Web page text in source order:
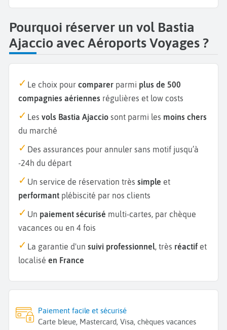
Pourquoi réserver un vol Bastia
Ajaccio avec Aéroports Voyages ?
Le choix pour comparer parmi plus de 500
compagnies aériennes régulières et low costs
Les vols Bastia Ajaccio sont parmi les moins chers
du marché
Des assurances pour annuler sans motif jusqu’à
-24h du départ
Un service de réservation très simple et
performant plébiscité par nos clients
Un paiement sécurisé multi-cartes, par chèque
vacances ou en 4 fois
La garantie d'un suivi professionnel, très réactif et
localisé en France
Paiement facile et sécurisé
Carte bleue, Mastercard, Visa, chèques vacances